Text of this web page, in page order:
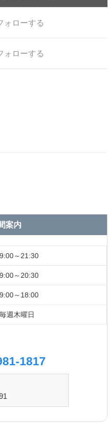
ォローする
ォローする
案内
9:00～21:30
9:00～20:30
9:00～18:00
毎週木曜日
1817